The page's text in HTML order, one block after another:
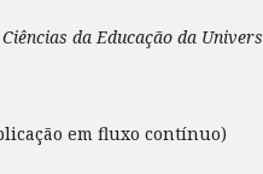
da Educação da
em fluxo contínuo)